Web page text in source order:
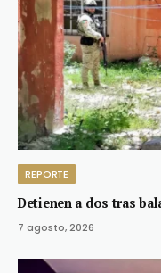
REPORTE
Detienen a dos tras
7 agosto, 2026